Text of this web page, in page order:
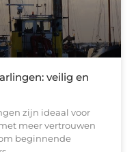
veilig en
zijn ideaal voor
meer vertrouwen
beginnende